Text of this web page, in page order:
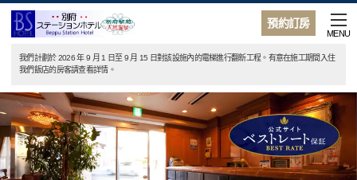
預約訂房
MENU
我們計劃於 2026 年 9 月 1 日至 9 月 15 日對該設施內的電梯進行翻新工程。有意在施工期間入住
我們飯店的房客請查看詳情。